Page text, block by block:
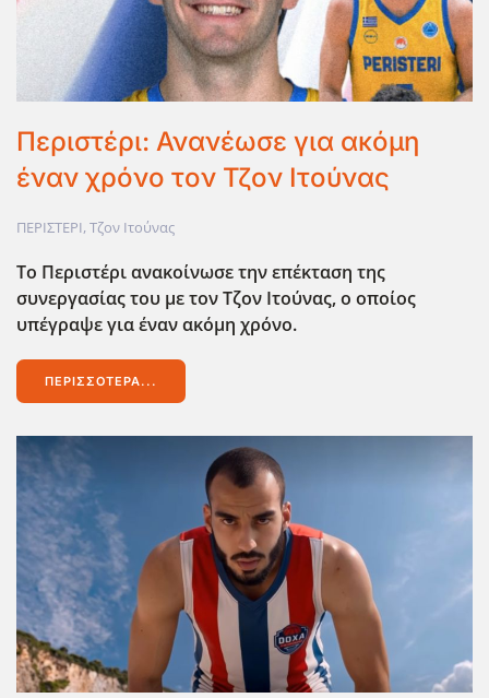
Περιστέρι: Ανανέωσε για ακόμη
έναν χρόνο τον Τζον Ιτούνας
ΠΕΡΙΣΤΕΡΙ,Τζον Ιτούνας
Το Περιστέρι ανακοίνωσε την επέκταση της
συνεργασίας του με τον Τζον Ιτούνας, ο οποίος
υπέγραψε για έναν ακόμη χρόνο.
ΠΕΡΙΣΣΌΤΕΡΑ...